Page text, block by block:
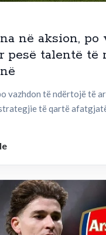
në aksion, po
pesë talentë të
vazhdon të ndërtojë të
të qartë